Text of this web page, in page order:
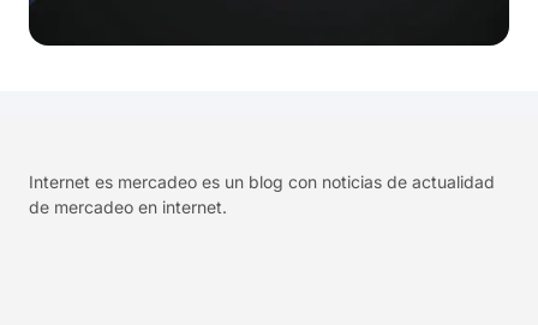
Internet es mercadeo es un blog con noticias de actualidad
de mercadeo en internet.